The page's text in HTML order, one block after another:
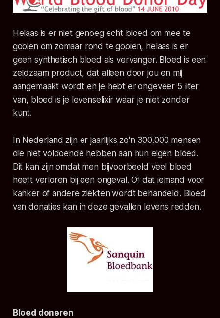
Helaas is er niet genoeg echt bloed om mee te
gooien om zomaar rond te gooien, helaas is er
geen synthetisch bloed als vervanger. Bloed is een
zeldzaam product, dat alleen door jou en mij
aangemaakt wordt en je hebt er ongeveer 5 liter
van, bloed is je levenselixir waar je niet zonder
kunt.
In Nederland zijn er jaarlijks zo'n 300.000 mensen
die niet voldoende hebben aan hun eigen bloed.
Dit kan zijn omdat men bijvoorbeeld veel bloed
heeft verloren bij een ongeval. Of dat iemand voor
kanker of andere ziekten wordt behandeld. Bloed
van donaties kan in deze gevallen levens redden.
Bloed doneren